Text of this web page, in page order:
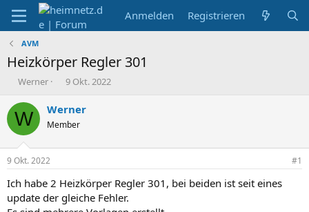
Anmelden Registrieren
AVM
Heizkörper Regler 301
E
s
t
l
e
r
Werner
E
s
t
e
t
a
m
9 Okt. 2022
W Werner
Member
9 Okt. 2022 #1
Ich habe 2 Heizkörper Regler 301, bei beiden ist seit eines
update der gleiche Fehler.